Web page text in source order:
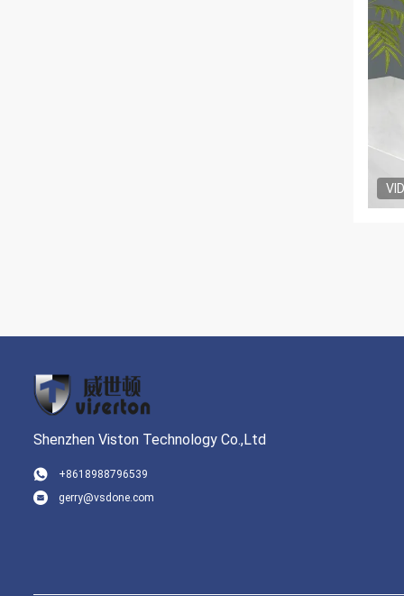
Shenzhen Viston Technology Co.,Ltd
+8618988796539
gerry@vsdone.com